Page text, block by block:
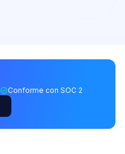
Conforme con SOC 2